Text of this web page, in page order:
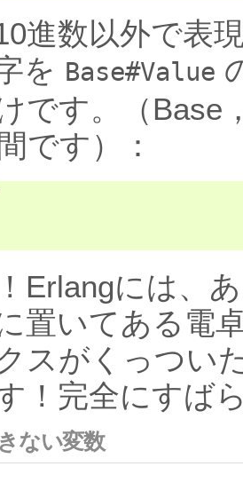
進数以外で表
を Base#Value
です。（Base
です）：
Erlangには、
置いてある電
スがくっつい
！完全にすば
ない変数